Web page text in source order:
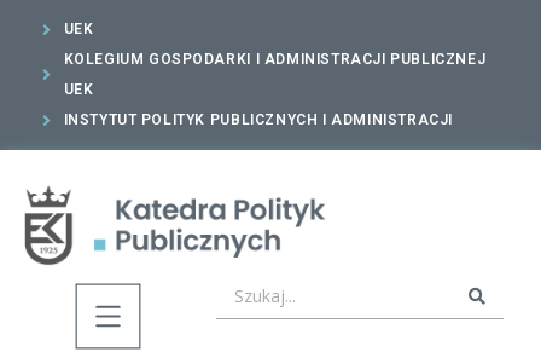
UEK
KOLEGIUM GOSPODARKI I ADMINISTRACJI PUBLICZNEJ
UEK
INSTYTUT POLITYK PUBLICZNYCH I ADMINISTRACJI